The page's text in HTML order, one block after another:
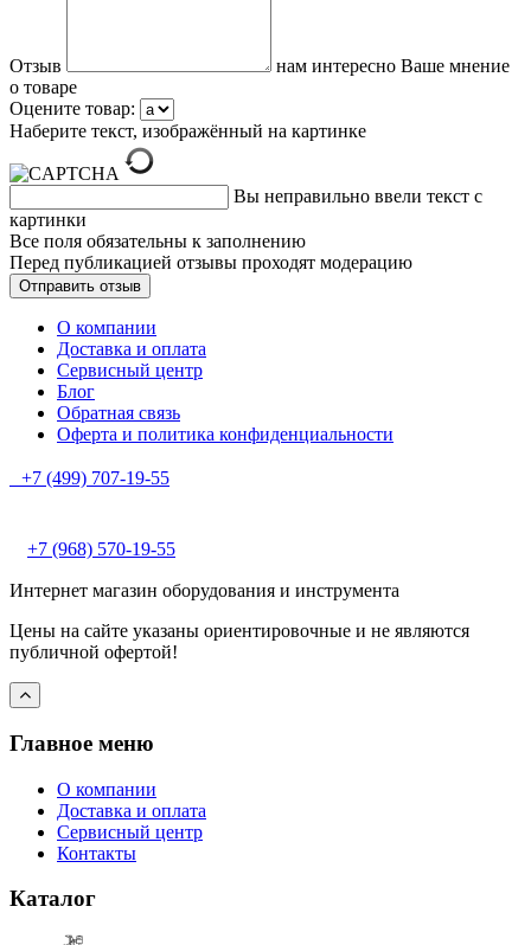
Отзыв
нам интересно Ваше мнение
о товаре
Оцените товар:
Наберите текст, изображённый на картинке
Вы неправильно ввели текст с
картинки
Все поля обязательны к заполнению
Перед публикацией отзывы проходят модерацию
О компании
Доставка и оплата
Сервисный центр
Блог
Обратная связь
Оферта и политика конфиденциальности
+7 (499) 707-19-55
+7 (968) 570-19-55
Интернет магазин оборудования и инструмента
Цены на сайте указаны ориентировочные и не являются
публичной офертой!
Главное меню
О компании
Доставка и оплата
Сервисный центр
Контакты
Каталог